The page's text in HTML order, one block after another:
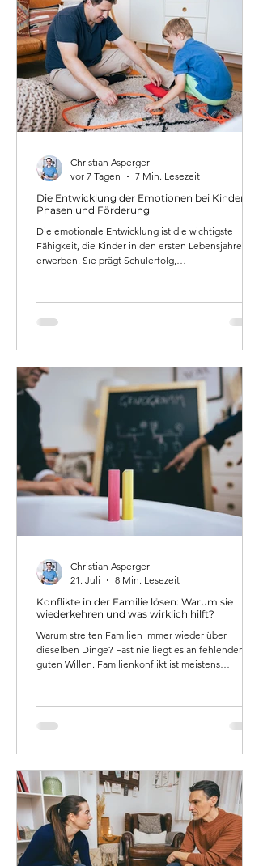
Die Entwicklung der Emotionen bei Kindern:
Phasen und Förderung
Die emotionale Entwicklung ist die wichtigste
Fähigkeit, die Kinder in den ersten Lebensjahren
erwerben. Sie prägt Schulerfolg,
der Entwicklung der Emotionen bei Kindern, was
Eltern konkret tun können – und wann
Christian Asperger
vor 7 Tagen
7 Min. Lesezeit
Konflikte in der Familie lösen: Warum sie
wiederkehren und was wirklich hilft?
Warum streiten Familien immer wieder über
dieselben Dinge? Fast nie liegt es an fehlendem
guten Willen. Familienkonflikt ist meistens
und was in Familiengesprächen wirklich hilft.
Christian Asperger
21. Juli
8 Min. Lesezeit